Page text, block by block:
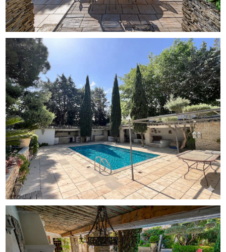
premier choix : A 5 minutes en voiture du centre-ville de
Montpellier. A 5 minutes des accès autoroutiers
(A9/A709). A 15 minutes de l'aéroport Montpellier
Méditerranée et de la gare TGV. Commerces et
commodités à proximité immédiate pour un quotidien
facilité. DES ESPACES DE VIE ASSOCIANT CHARME ET
MODERNITÉ L'intérieur de la bâtisse met en valeur des
matériaux traditionnels tout en proposant des volumes
fonctionnels et une luminosité exceptionnelle : Cuisine et
Séjour (120 m²) : Pièce maîtresse de la maison, ce vaste
espace de vie de 120 m² accueille une cuisine de
caractère avec un plan de travail en céramique artisanale,
un authentique four à pain et une charpente apparente en
bois brut. Le séjour s'ouvre directement sur une grande
terrasse dînatoire pavée. L'Espace Nuit (4 Suites
climatisées) : Conçues pour préserver l'intimité, les
quatre chambres spacieuses disposent chacune d'une
climatisation individuelle et de leur propre salle de bain
ou salle d'eau privative (dont des suites parentales